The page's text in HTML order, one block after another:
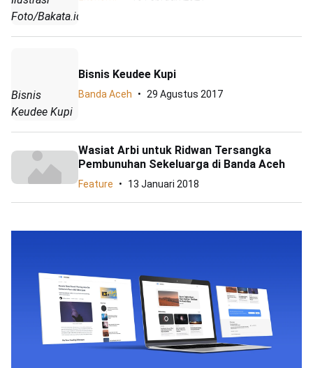
Foto/Bakata.id.
Bisnis
Keudee Kupi
Bisnis Keudee Kupi
Banda Aceh 29 Agustus 2017
Wasiat Arbi untuk Ridwan Tersangka
Pembunuhan Sekeluarga di Banda Aceh
Feature 13 Januari 2018